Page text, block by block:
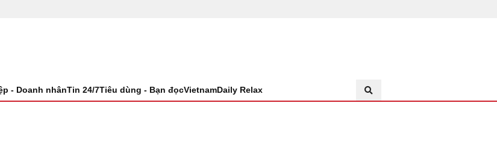
- Doanh nhânTin 24/7Tiêu dùng - Bạn đọcVietnamDaily Relax